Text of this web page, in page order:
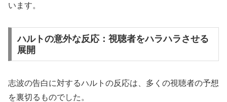
います。
ハルトの意外な反応：視聴者をハラハラさせる
展開
志波の告白に対するハルトの反応は、多くの視聴者の予想
を裏切るものでした。